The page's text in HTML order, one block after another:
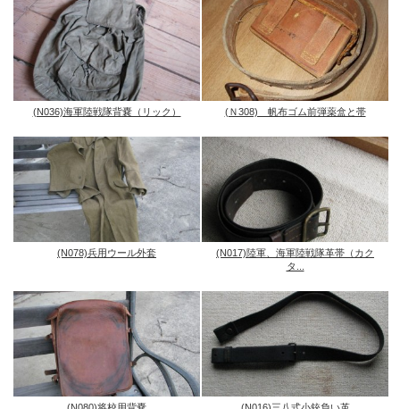
(N036)海軍陸戦隊背嚢（リック） (Ｎ308) 帆布ゴム前弾薬盒と帯
(N078)兵用ウール外套
(N017)陸軍、海軍陸戦隊革帯（カク
タ...